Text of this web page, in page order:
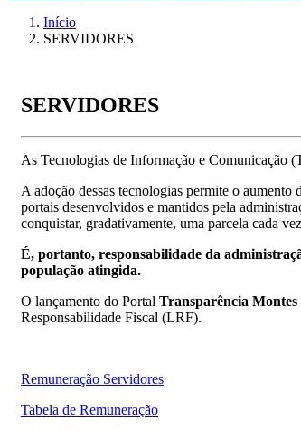
Início
SERVIDORES
SERVIDORES
As Tecnologias de Informação e Comunicação
A adoção dessas tecnologias permite o
portais desenvolvidos e mantidos pela
conquistar, gradativamente, uma parcela cada
É, portanto, responsabilidade da
população atingida.
O lançamento do Portal Transparência Montes
Responsabilidade Fiscal (LRF).
Remuneração Servidores
Tabela de Remuneração